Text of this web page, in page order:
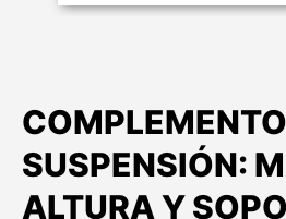
SUSPENSIÓN:
ALTURA Y